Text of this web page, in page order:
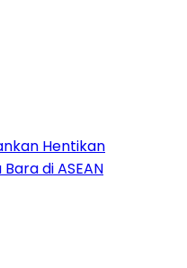
Hentikan
di ASEAN